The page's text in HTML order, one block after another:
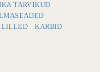
TARVIKUD
KARBID